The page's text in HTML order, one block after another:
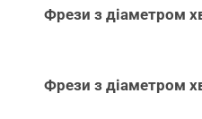
Фрези з діаметром
Фрези з діаметром